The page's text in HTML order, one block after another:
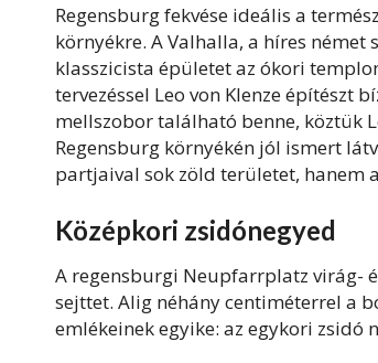
Regensburg fekvése ideális a
környékre. A Valhalla, a híres
klasszicista épületet az ókori
tervezéssel Leo von Klenze építészt
mellszobor található benne, köztük
Regensburg környékén jól ismert
partjaival sok zöld területet, hanem
Középkori zsidónegyed
A regensburgi Neupfarrplatz virág-
sejttet. Alig néhány centiméterrel a
emlékeinek egyike: az egykori zsidó